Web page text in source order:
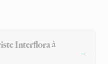
Interflora à